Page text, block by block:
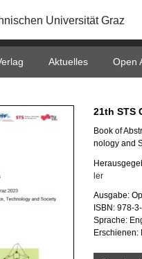
Universität Graz
Aktuelles Open
21th STS
Book of
no­lo­gy and
ler
Aus­ga­be:
ISBN: 978-
Spra­che:
Er­schie­nen: